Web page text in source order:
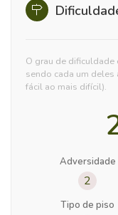
O grau de
sendo cada um
fácil ao mais difícil).
Adversidade
2
Tipo de piso